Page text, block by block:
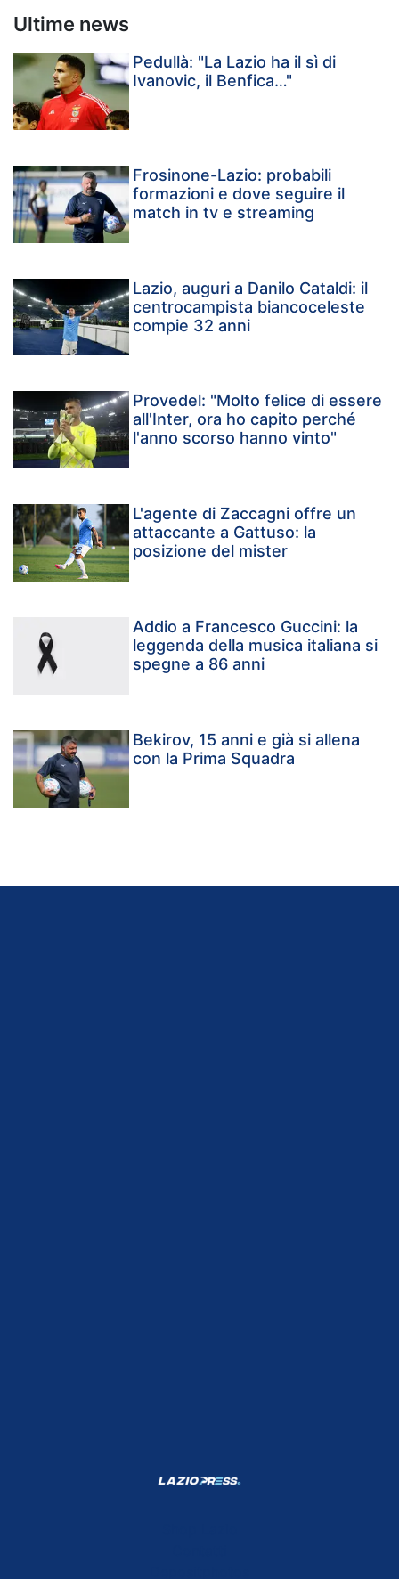
Ultime news
Pedullà: "La Lazio ha il sì di
Ivanovic, il Benfica…"
Frosinone-Lazio: probabili
formazioni e dove seguire il
match in tv e streaming
Lazio, auguri a Danilo Cataldi: il
centrocampista biancoceleste
compie 32 anni
Provedel: "Molto felice di essere
all'Inter, ora ho capito perché
l'anno scorso hanno vinto"
L'agente di Zaccagni offre un
attaccante a Gattuso: la
posizione del mister
Addio a Francesco Guccini: la
leggenda della musica italiana si
spegne a 86 anni
Bekirov, 15 anni e già si allena
con la Prima Squadra